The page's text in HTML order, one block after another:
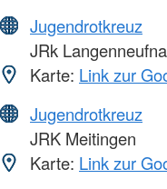
Jugendrotkreuz
JRk
Karte: Link zur
Jugendrotkreuz
JRK Meitingen
Karte: Link zur